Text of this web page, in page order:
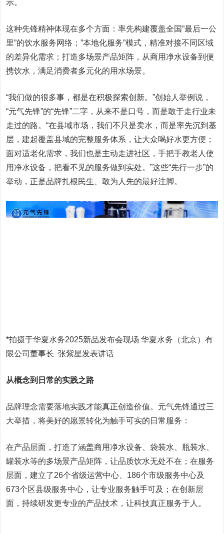
示。
这种先锋精神体现在多个方面：率先构建覆盖全国”最后一公
里”的饮水服务网络；”本地化服务”模式，精准对接不同区域
的差异化需求；打造多场景产品矩阵，从商用净水设备到便
携饮水，满足消费者多元化的用水场景。
“我们做的很多事，都是在积极探索创新。”创始人举例说，
“元气先锋”的“先锋”二字，从来不是口号，而是敢于走行业未
走过的路。“在县域市场，我们不只是卖水，而是率先沉到基
层，建起覆盖县域的完整服务体系，让大众喝好水更方便；
面对适老化需求，我们也是主动走进社区，手把手教老人使
用净水设备，把看不见的服务做到实处。”这些“先行一步”的
举动，正是品牌扎根民生、敢为人先的最好注脚。
*拍摄于华夏水务2025新品发布会现场 华夏水务（北京）有
限公司董事长 张紫星发表讲话
从概念到日常的实践之路
品牌理念需要落地实践才能真正创造价值。元气先锋通过三
大举措，将美好的愿景转化为触手可实的日常服务：
在产品层面，打造了涵盖商用净水设备、袋装水、瓶装水、
罐装水等的多场景产品矩阵，让品质饮水无处不在；在服务
层面，建立了26个省级运营中心、186个市级服务中心及
673个区县级服务中心，让专业服务触手可及；在创新层
面，持续研发更专业的产品技术，让科技真正服务于人。